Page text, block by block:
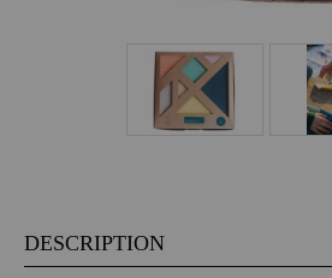
DESCRIPTION